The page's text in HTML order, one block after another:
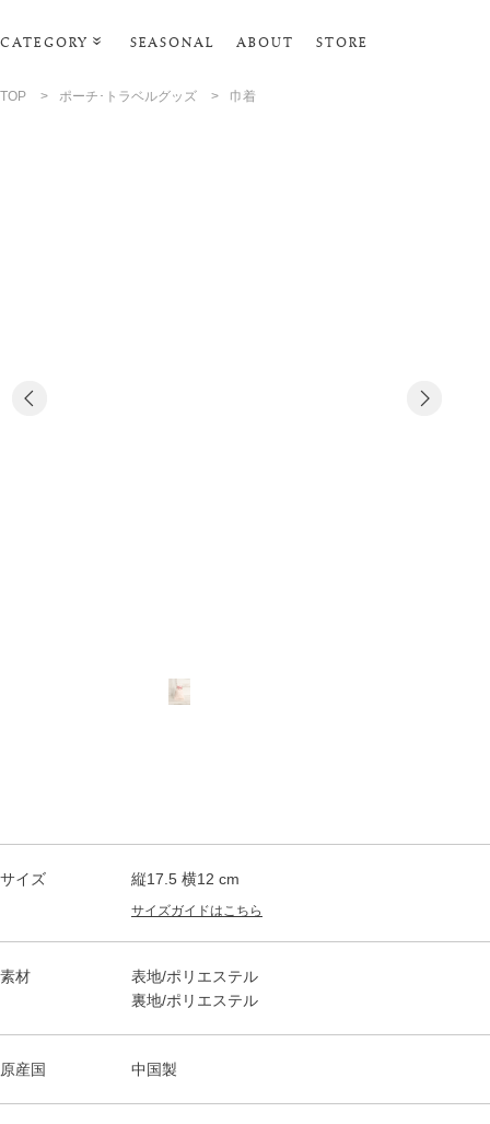
CATEGORY SEASONAL ABOUT STORE
TOP > ポーチ･トラベルグッズ > 巾着
サイズ 縦17.5 横12 cm
サイズガイドはこちら
素材
表地/ポリエステル
裏地/ポリエステル
原産国 中国製